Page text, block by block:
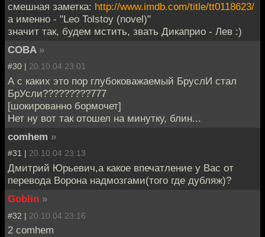
смешная заметка: http://www.imdb.com/title/tt0118623/
а именно - "Leo Tolstoy (novel)"
значит так, будем мстить, звать Дикаприо - Лев :)
COBA »
#30 | 20.10.04 23:01
А с каких это пор глубоковажаемый БруслИ стал
БрУсли?????????777
[шокированно бормочет]
Нет ну вот так отошел на минутку, блин...
comhem »
#31 | 20.10.04 23:13
Дмитрий Юрьевич,а какое впечатление у Вас от
перевода Ворона надмозгами(того где дубляж)?
Goblin »
#32 | 20.10.04 23:16
2 comhem